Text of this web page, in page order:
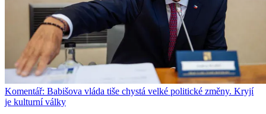
Komentář: Babišova vláda tiše chystá velké politické změny. Kryjí
je kulturní války